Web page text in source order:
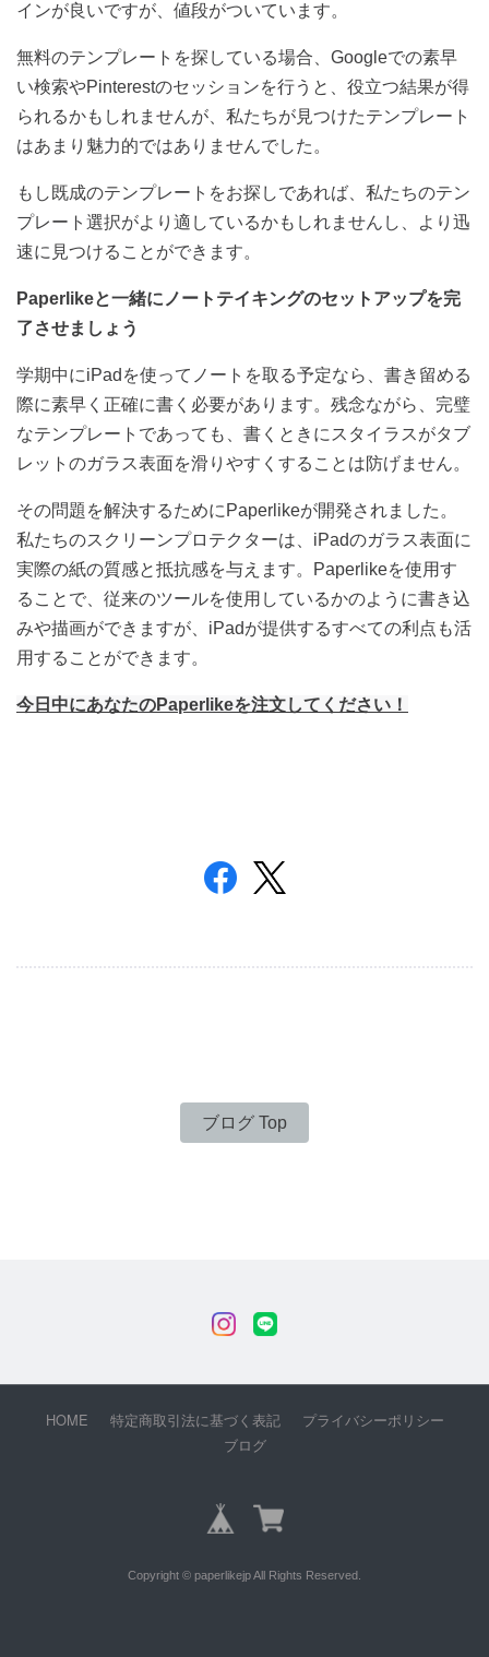
インが良いですが、値段がついています。
無料のテンプレートを探している場合、 Googleでの素早
い検索やPinterestのセッションを行うと、役立つ結果が得
られるかもしれませんが、私たちが見つけたテンプレート
はあまり魅力的ではありませんでした。
もし既成のテンプレートをお探しであれば、私たちのテン
プレート選択がより適しているかもしれませんし、より迅
速に見つけることができます。
Paperlikeと一緒にノートテイキングのセットアップを完
了させましょう
学期中にiPad を使ってノートを取る予定なら、書き留める
際に素早く正確に書く必要があります。残念ながら、完璧
なテンプレートであっても、書くときにスタイラスがタブ
レットのガラス表面を滑りやすくすることは防げません。
その問題を解決するためにPaperlikeが開発されました。
私たちのスクリーンプロテクターは、 iPadのガラス表面に
実際の紙の質感と抵抗感を与えます。
Paperlikeを使用す
ることで、従来のツールを使用しているかのように書き込
みや描画ができますが、 iPadが提供するすべての利点も活
用することができます。
今日中にあなたのPaperlikeを注文してください！
ブログ Top
HOME 特定商取引法に基づく表記
プライバシーポリシー
ブログ
Copyright © paperlikejp All Rights Reserved.